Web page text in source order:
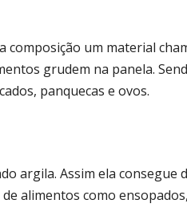
um material
grudem na panela.
panquecas e ovos.
argila. Assim ela
alimentos como